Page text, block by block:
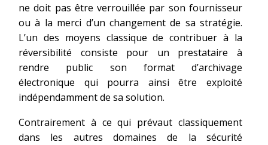
ne doit pas être verrouillée par son fournisseur
ou à la merci d’un changement de sa stratégie.
L’un des moyens classique de contribuer à la
réversibilité consiste pour un prestataire à
rendre public son format d’archivage
électronique qui pourra ainsi être exploité
indépendamment de sa solution.
Contrairement à ce qui prévaut classiquement
dans les autres domaines de la sécurité